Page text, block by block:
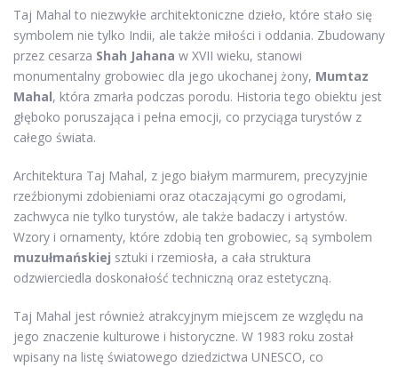
Taj Mahal to niezwykłe architektoniczne dzieło, które stało się
symbolem nie tylko Indii, ale także miłości i oddania. Zbudowany
przez cesarza Shah Jahana w XVII wieku, stanowi
monumentalny grobowiec dla jego ukochanej żony, Mumtaz
Mahal, która zmarła podczas porodu. Historia tego obiektu jest
głęboko poruszająca i pełna emocji, co przyciąga turystów z
całego świata.
Architektura Taj Mahal, z jego białym marmurem, precyzyjnie
rzeźbionymi zdobieniami oraz otaczającymi go ogrodami,
zachwyca nie tylko turystów, ale także badaczy i artystów.
Wzory i ornamenty, które zdobią ten grobowiec, są symbolem
muzułmańskiej sztuki i rzemiosła, a cała struktura
odzwierciedla doskonałość techniczną oraz estetyczną.
Taj Mahal jest również atrakcyjnym miejscem ze względu na
jego znaczenie kulturowe i historyczne. W 1983 roku został
wpisany na listę światowego dziedzictwa UNESCO, co